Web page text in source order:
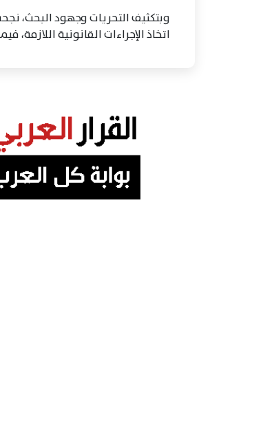
وبتكثيف التحريات وجهود البحث،
اتخاذ الإجراءات القانونية